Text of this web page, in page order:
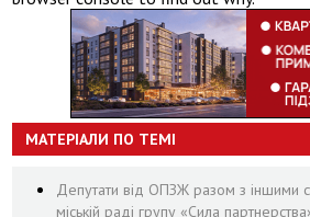
МАТЕРІАЛИ ПО ТЕМІ
Депутати від ОПЗЖ разом з іншими
міській раді групу «Сила